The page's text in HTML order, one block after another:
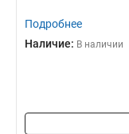
Подробнее
Наличие: В наличии